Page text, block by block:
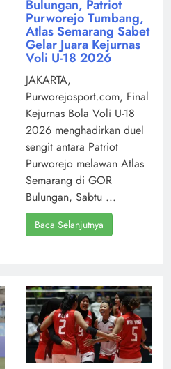
Bulungan, Patriot
Purworejo Tumbang,
Atlas Semarang Sabet
Gelar Juara Kejurnas
Voli U-18 2026
JAKARTA,
Purworejosport.com, Final
Kejurnas Bola Voli U-18
2026 menghadirkan duel
sengit antara Patriot
Purworejo melawan Atlas
Semarang di GOR
Bulungan, Sabtu ...
Baca Selanjutnya